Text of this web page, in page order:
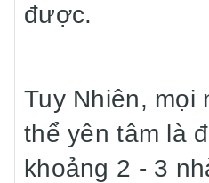
được.
Tuy Nhiên, mọi
thể yên tâm là
khoảng 2 - 3